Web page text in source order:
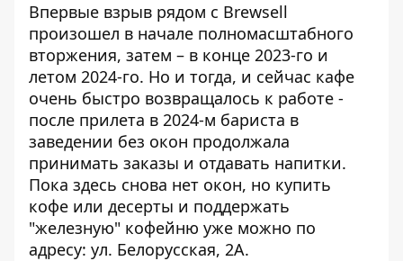
Впервые взрыв рядом с Brewsell
произошел в начале полномасштабного
вторжения, затем – в конце 2023-го и
летом 2024-го. Но и тогда, и сейчас кафе
очень быстро возвращалось к работе -
после прилета в 2024-м бариста в
заведении без окон продолжала
принимать заказы и отдавать напитки.
Пока здесь снова нет окон, но купить
кофе или десерты и поддержать
"железную" кофейню уже можно по
адресу: ул. Белорусская, 2А.